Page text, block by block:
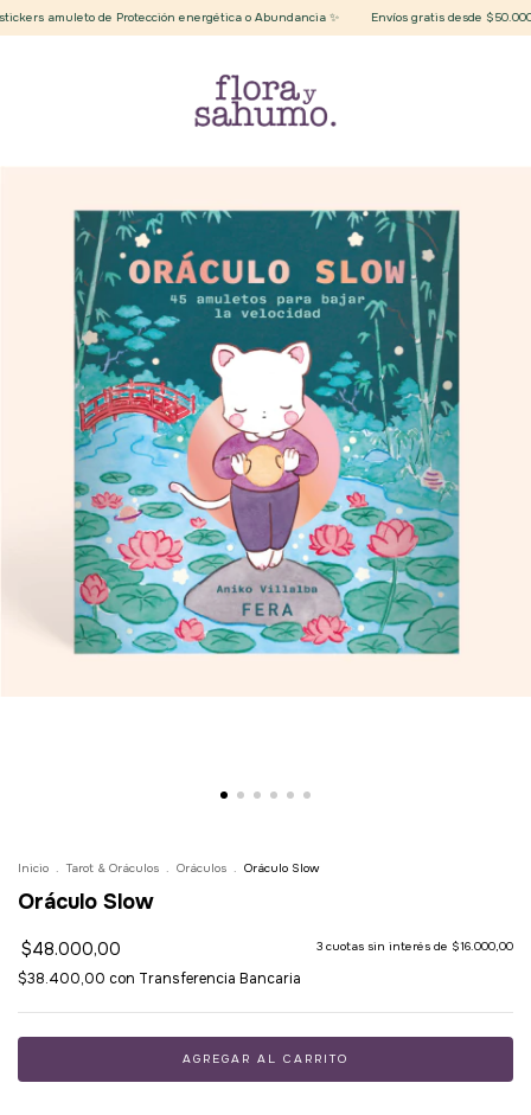
amuleto de Protección energética o Abundancia ✨ Envíos gratis desde $50.000
Inicio . Tarot & Oráculos . Oráculos . Oráculo Slow
Oráculo Slow
$48.000,00 3 cuotas sin interés de $16.000,00
$38.400,00 con Transferencia Bancaria